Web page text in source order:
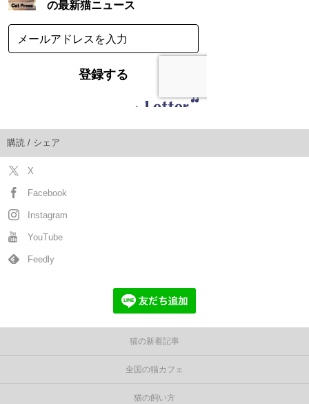
購読 / シェア
X
Facebook
Instagram
YouTube
Feedly
猫の新着記事
全国の猫カフェ
猫の飼い方